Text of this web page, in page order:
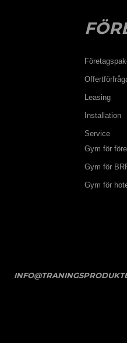
Leasing
Installation
Service
Gym för
Gym för
Gym för